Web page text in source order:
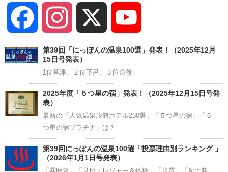
Facebook Instagram
Channel
第39回「にっぽんの温泉100選」発表！（2025年12月
15日号発表）
1位草津、２位下呂、３位道後
2025年度「５つ星の宿」発表！（2025年12月15日号発
表）
最新の「人気温泉旅館ホテル250選」「５つ星の宿」「５
つ星の宿プラチナ」は？
第39回にっぽんの温泉100選「投票理由別ランキング 」
（2026年1月1日号発表）